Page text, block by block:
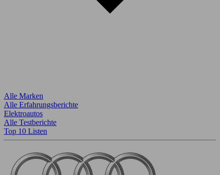
Alle Marken
Alle Erfahrungsberichte
Elektroautos
Alle Testberichte
Top 10 Listen